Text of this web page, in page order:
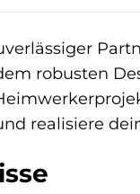
robusten
realisiere